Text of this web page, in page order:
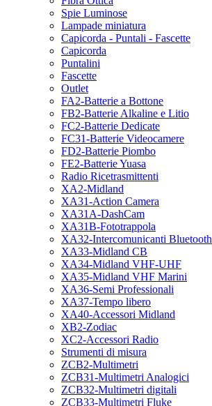
Spie Luminose
Lampade miniatura
Capicorda - Puntali - Fascette
Capicorda
Puntalini
Fascette
Outlet
FA2-Batterie a Bottone
FB2-Batterie Alkaline e Litio
FC2-Batterie Dedicate
FC31-Batterie Videocamere
FD2-Batterie Piombo
FE2-Batterie Yuasa
Radio Ricetrasmittenti
XA2-Midland
XA31-Action Camera
XA31A-DashCam
XA31B-Fototrappola
XA32-Intercomunicanti Bluetooth
XA33-Midland CB
XA34-Midland VHF-UHF
XA35-Midland VHF Marini
XA36-Semi Professionali
XA37-Tempo libero
XA40-Accessori Midland
XB2-Zodiac
XC2-Accessori Radio
Strumenti di misura
ZCB2-Multimetri
ZCB31-Multimetri Analogici
ZCB32-Multimetri digitali
ZCB33-Multimetri Fluke